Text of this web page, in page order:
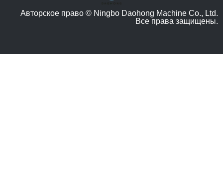
Авторское право © Ningbo Daohong Machine Co., Ltd.
Все права защищены.